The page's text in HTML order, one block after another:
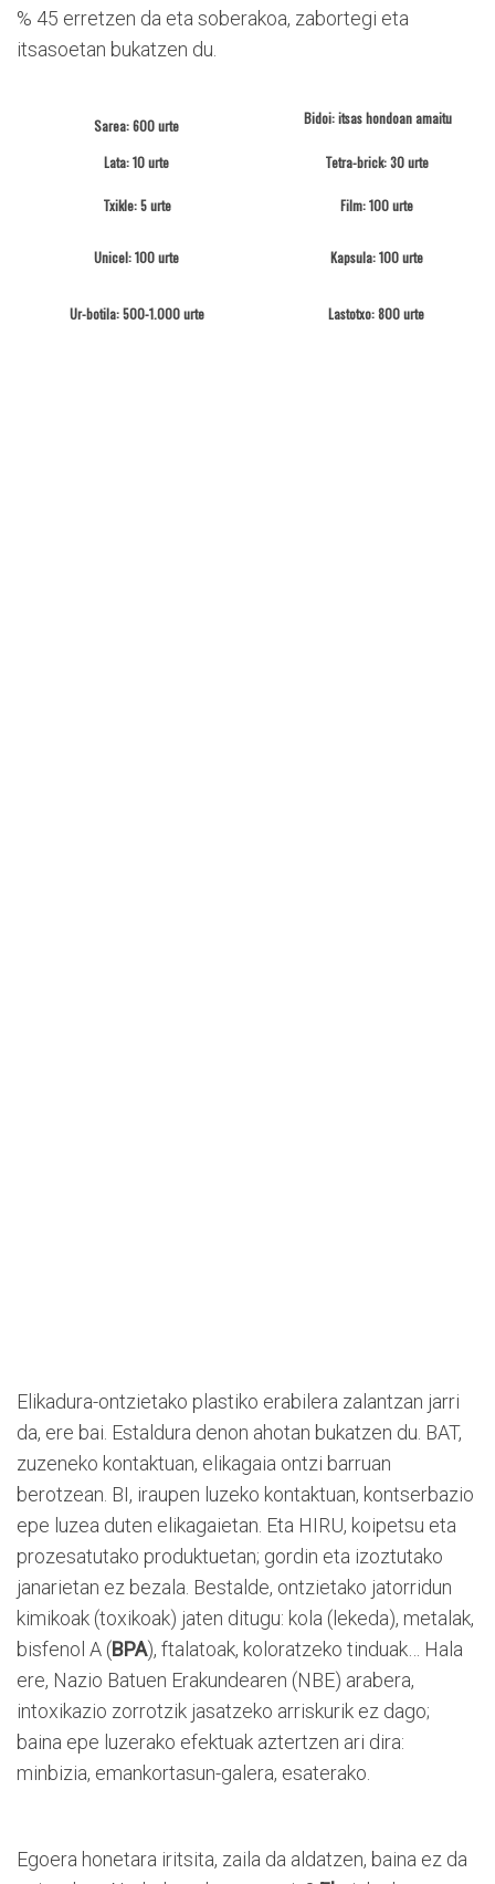
% 45 erretzen da eta soberakoa, zabortegi eta
itsasoetan bukatzen du.
Sarea: 600 urte Bidoi: itsas hondoan amaitu
Lata: 10urte Tetra-brick:30 urte
Txikle: 5 urte Film: 100 urte
Unicel: 100 urte Kapsula: 100 urte
Ur-botila: 500-1.000 urte Lastotxo: 800 urte
Elikadura-ontzietako plastiko erabilera zalantzan jarri
da, ere bai. Estaldura denon ahotan bukatzen du. BAT,
zuzeneko kontaktuan, elikagaia ontzi barruan
berotzean. BI, iraupen luzeko kontaktuan, kontserbazio
epe luzea duten elikagaietan. Eta HIRU, koipetsu eta
prozesatutako produktuetan; gordin eta izoztutako
janarietan ez bezala. Bestalde, ontzietako jatorridun
kimikoak (toxikoak) jaten ditugu: kola (lekeda), metalak,
bisfenol A (BPA), ftalatoak, koloratzeko tinduak… Hala
ere, Nazio Batuen Erakundearen (NBE) arabera,
intoxikazio zorrotzik jasatzeko arriskurik ez dago;
baina epe luzerako efektuak aztertzen ari dira:
minbizia, emankortasun-galera, esaterako.
Egoera honetara iritsita, zaila da aldatzen, baina ez da